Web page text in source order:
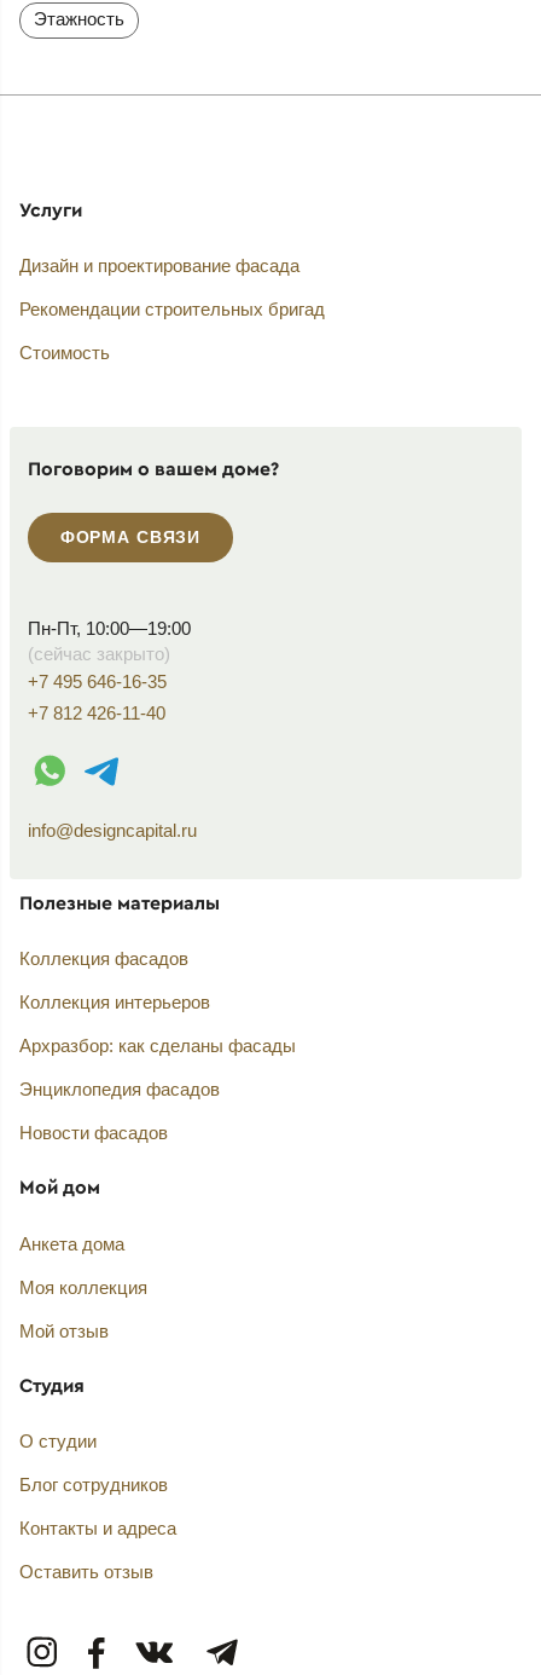
Этажность
Услуги
Дизайн и проектирование фасада
Рекомендации строительных бригад
Стоимость
Поговорим о вашем доме?
ФОРМА СВЯЗИ
Пн-Пт, 10:00—19:00
(сейчас закрыто)
+7 495 646-16-35
+7 812 426-11-40
WhatsApp контакт
Telegram контакт
info@designcapital.ru
Полезные материалы
Коллекция фасадов
Коллекция интерьеров
Архразбор: как сделаны фасады
Энциклопедия фасадов
Новости фасадов
Мой дом
Анкета дома
Моя коллекция
Мой отзыв
Студия
О студии
Блог сотрудников
Контакты и адреса
Оставить отзыв